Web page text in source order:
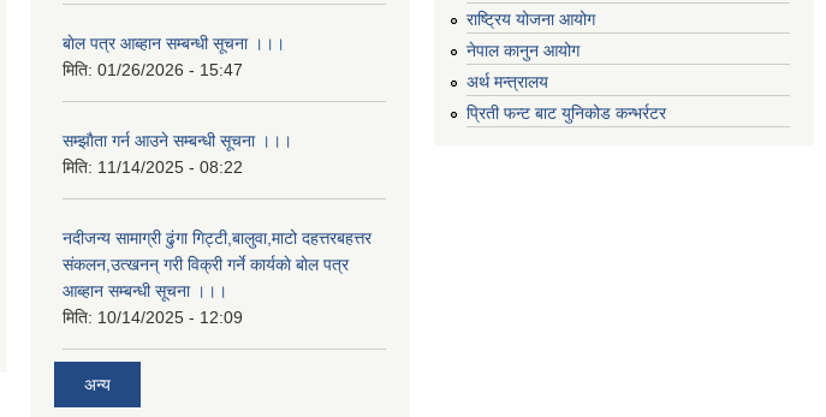
बाेल पत्र आब्हान सम्बन्धी सूचना ।।।
मिति: 01/26/2026 - 15:47
सम्झाैता गर्न आउने सम्बन्धी सूचना ।।।
मिति: 11/14/2025 - 08:22
नदीजन्य सामाग्री ढुंगा गिट्टी,बालुवा,माटो दहत्तरबहत्तर
संकलन,उत्खनन् गरी विक्री गर्ने कार्यकाे बोल पत्र
आब्हान सम्बन्धी सूचना ।।।
मिति: 10/14/2025 - 12:09
अन्य
राष्ट्रिय योजना आयोग
नेपाल कानुन आयोग
अर्थ मन्त्रालय
प्रिती फन्ट बाट युनिकोड कन्भर्रटर